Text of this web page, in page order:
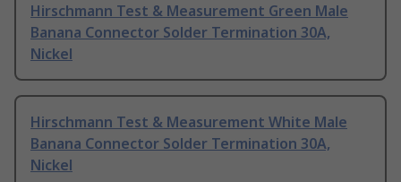
Hirschmann Test & Measurement Green Male
Banana Connector Solder Termination 30A,
Nickel
Hirschmann Test & Measurement White Male
Banana Connector Solder Termination 30A,
Nickel